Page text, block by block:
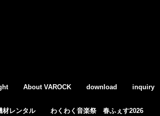
About VAROCK download inquiry
材レンタル わくわく音楽祭 春ふぇす2026